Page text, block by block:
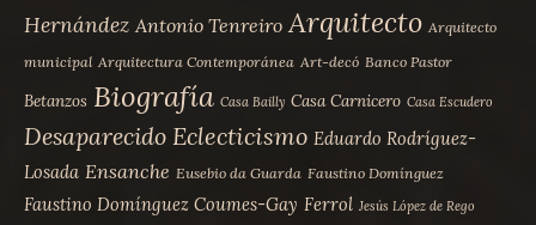
Hernández Antonio Tenreiro Arquitecto Arquitecto
municipal Arquitectura Contemporánea Art-decó Banco Pastor
Betanzos Biografía Casa Bailly Casa Carnicero Casa Escudero
Desaparecido Eclecticismo Eduardo Rodríguez-
Losada Ensanche Eusebio da Guarda Faustino Domínguez
Faustino Domínguez Coumes-Gay Ferrol Jesús López de Rego